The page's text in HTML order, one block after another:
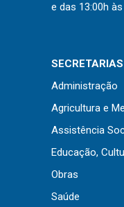
e das 13:00h
Administração
Agricultura e
Assistência
Educação,
Obras
Saúde